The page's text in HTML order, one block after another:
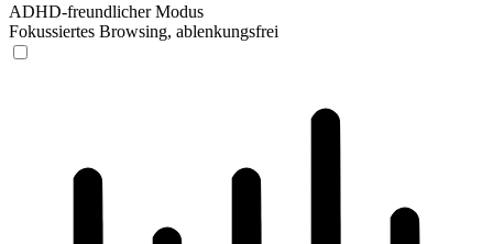
ADHD-freundlicher Modus
Fokussiertes Browsing, ablenkungsfrei